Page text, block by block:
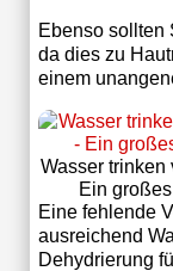
Ebenso sollten
da dies zu
einem
Wasser trinken
Ein
Eine fehlende
ausreichend
Dehydrierung